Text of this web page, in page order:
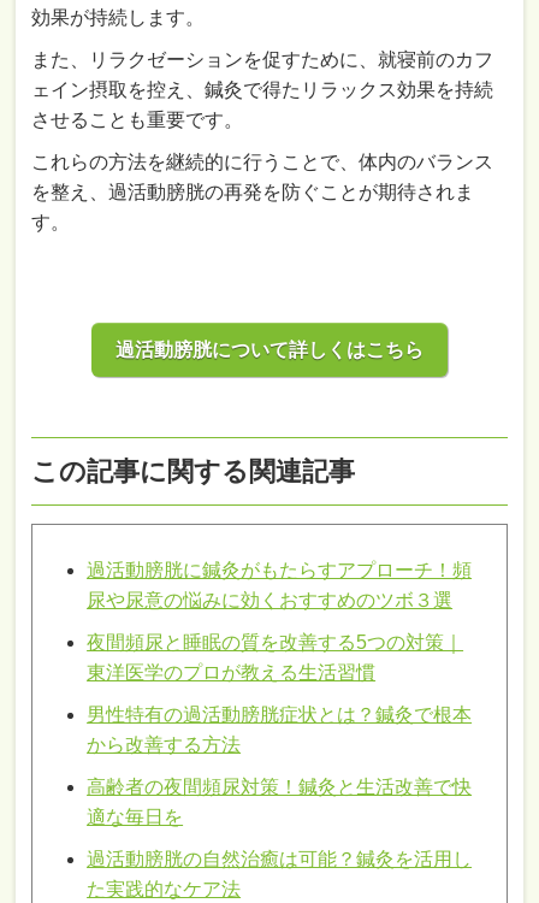
効果が持続します。
また、リラクゼーションを促すために、就寝前のカフ
ェイン摂取を控え、鍼灸で得たリラックス効果を持続
させることも重要です。
これらの方法を継続的に行うことで、体内のバランス
を整え、過活動膀胱の再発を防ぐことが期待されま
す。
過活動膀胱について詳しくはこちら
この記事に関する関連記事
過活動膀胱に鍼灸がもたらすアプローチ！頻
尿や尿意の悩みに効くおすすめのツボ３選
夜間頻尿と睡眠の質を改善する5つの対策｜
東洋医学のプロが教える生活習慣
男性特有の過活動膀胱症状とは？鍼灸で根本
から改善する方法
高齢者の夜間頻尿対策！鍼灸と生活改善で快
適な毎日を
過活動膀胱の自然治癒は可能？鍼灸を活用し
た実践的なケア法